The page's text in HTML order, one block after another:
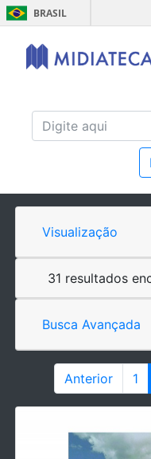
BRASIL
Visualização
31 resultados
Busca Avançada
Anterior 1